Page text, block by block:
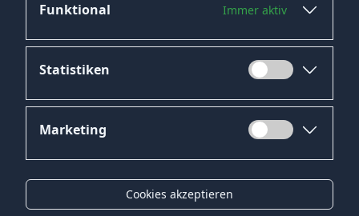
Funktional Immer aktiv
Statistiken
Marketing
Cookies akzeptieren
Datenschutz
Impressum
Kontakt